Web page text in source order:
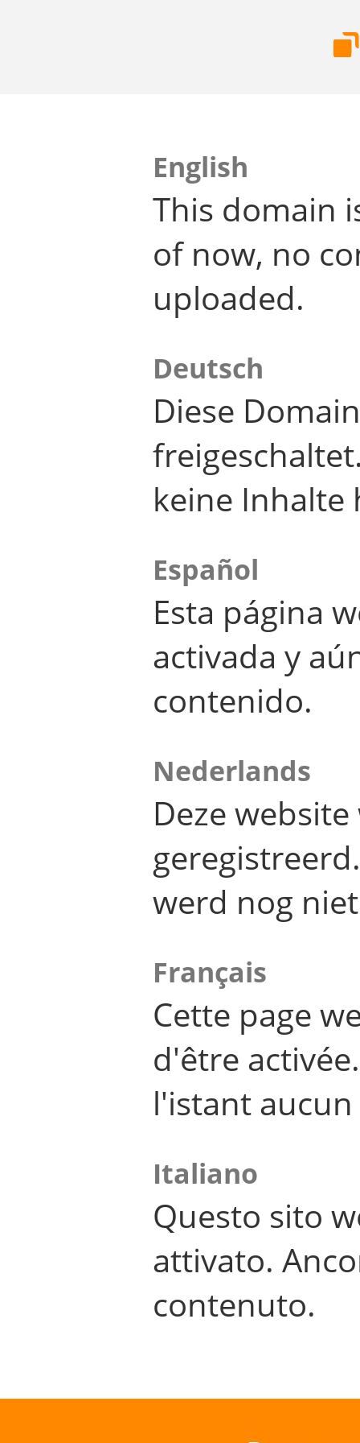
English
This domain
of now, no
uploaded.
Deutsch
Diese
keine Inhalte
Español
Esta página
activada y
contenido.
Nederlands
Deze
werd nog
Français
Cette page
d'être
l'istant
Italiano
Questo sito
attivato.
contenuto.